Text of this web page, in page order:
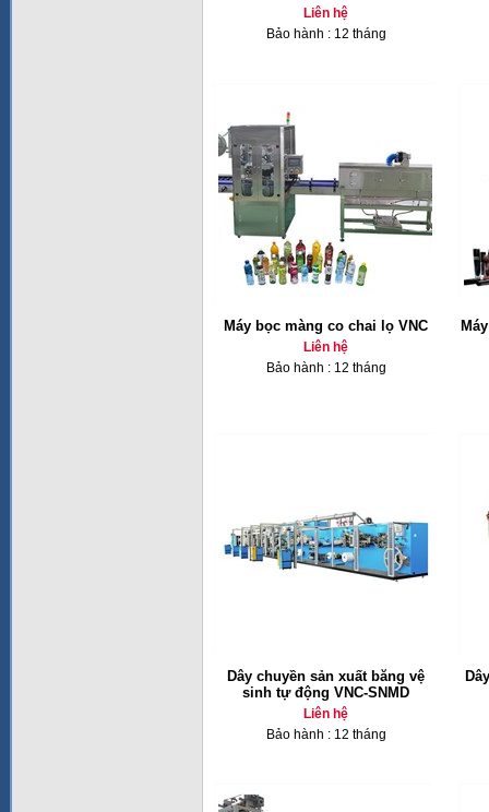
Liên hệ
Bảo hành : 12 tháng
Máy bọc màng co chai lọ VNC
Liên hệ
Bảo hành : 12 tháng
Dây chuyền sản xuất băng vệ
sinh tự động VNC-SNMD
Liên hệ
Bảo hành : 12 tháng